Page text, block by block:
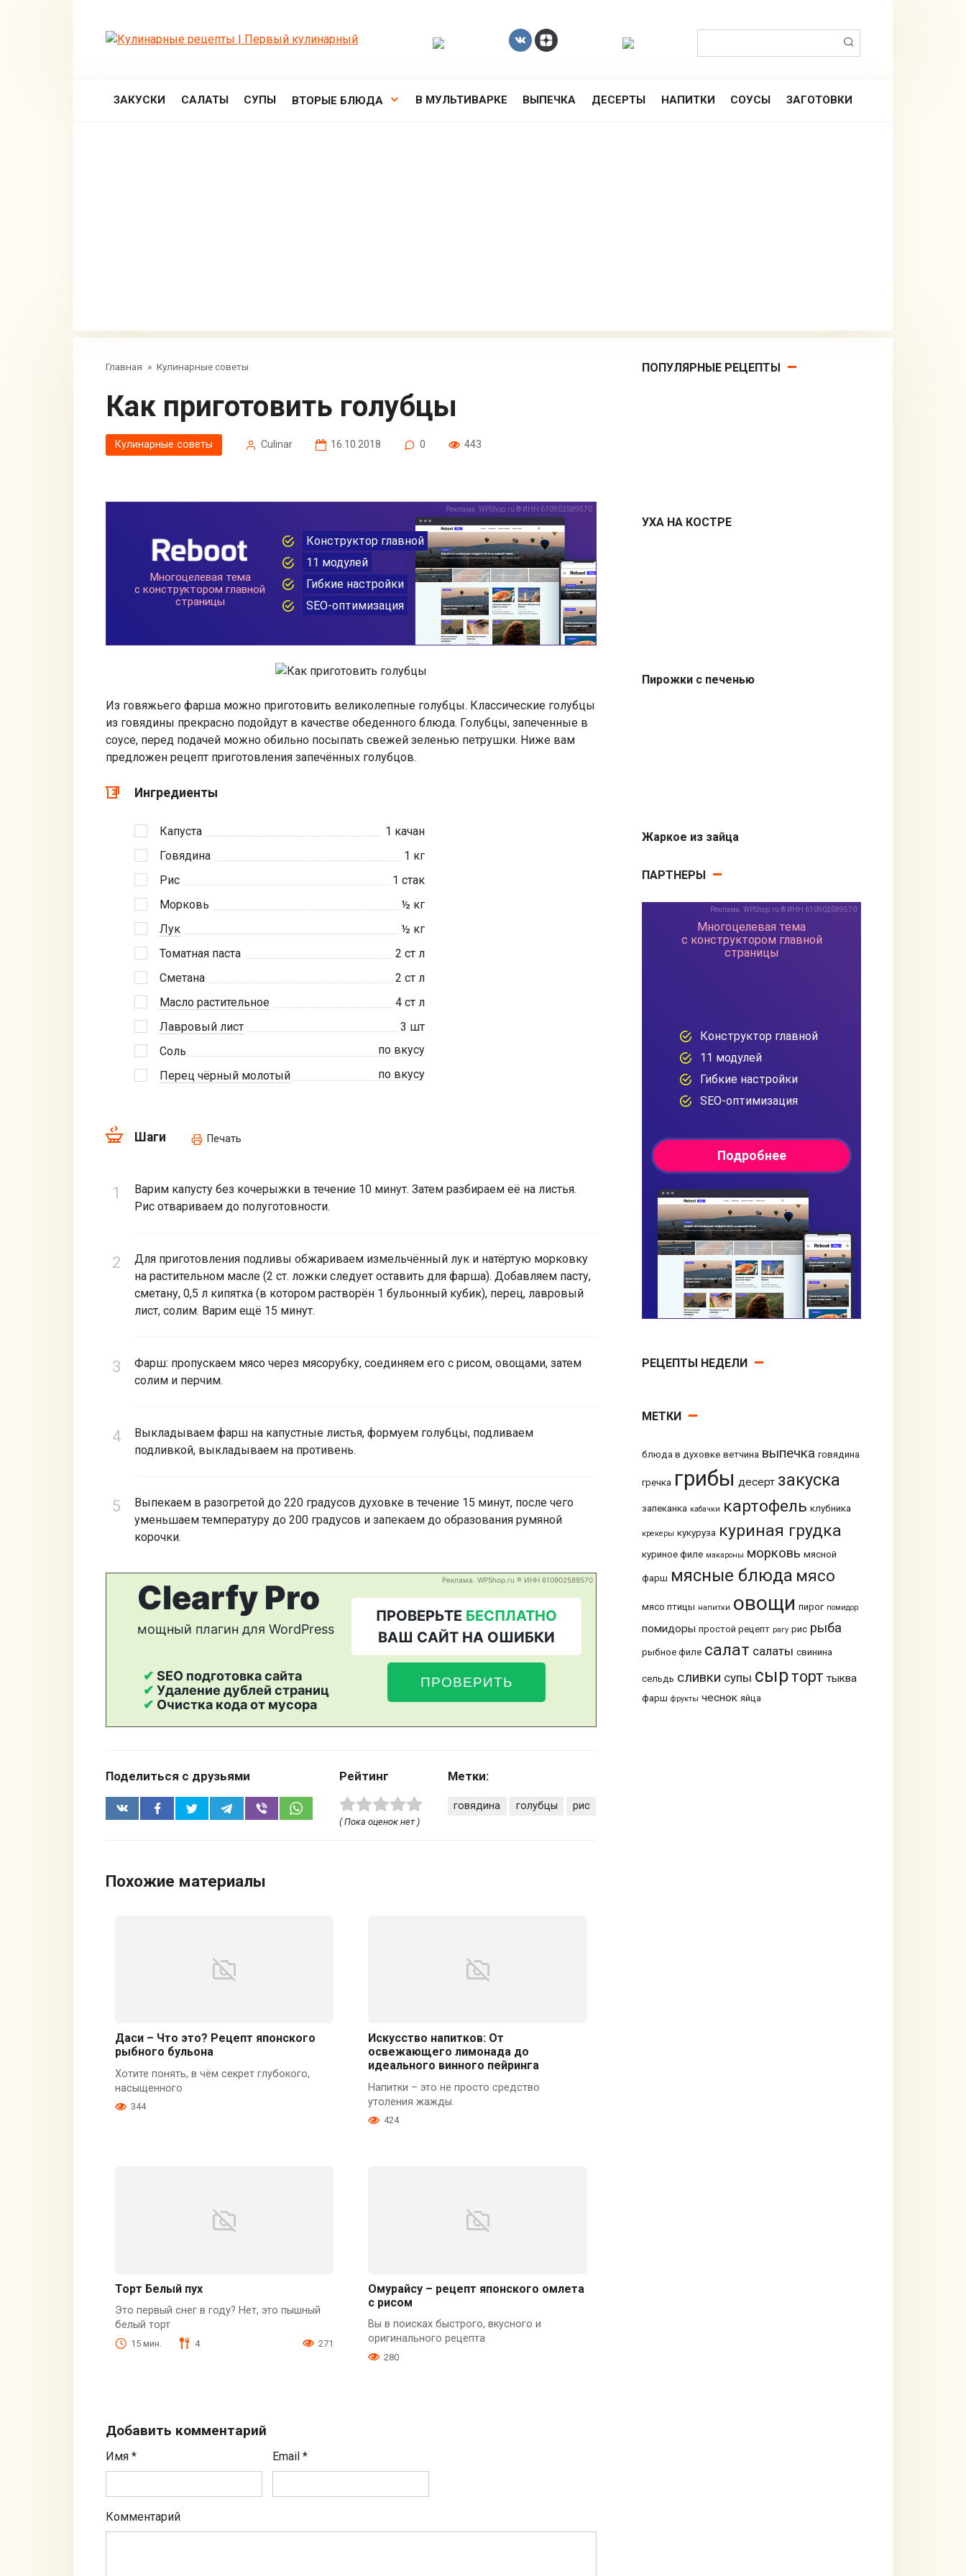
ЗАКУСКИ САЛАТЫ СУПЫ ВТОРЫЕ БЛЮДА В МУЛЬТИВАРКЕ ВЫПЕЧКА ДЕСЕРТЫ НАПИТКИ СОУСЫ ЗАГОТОВКИ
Главная » Кулинарные советы
Как приготовить голубцы
Кулинарные советы Сulinar 16.10.2018 0 443
Из говяжьего фарша можно приготовить великолепные голубцы. Классические голубцы
из говядины прекрасно подойдут в качестве обеденного блюда. Голубцы, запеченные в
соусе, перед подачей можно обильно посыпать свежей зеленью петрушки. Ниже вам
предложен рецепт приготовления запечённых голубцов.
Ингредиенты
Капуста 1 качан
Говядина
1 кг
Рис
1 стак
Морковь
½ кг
Лук
½ кг
Томатная паста
2 ст л
Сметана
2 ст л
Масло растительное
4ст л
Лавровый лист
3 шт
Соль
по вкусу
Перец чёрный молотый
по вкусу
Шаги Печать
Варим капусту без кочерыжки в течение 10 минут. Затем разбираем её на листья.
Рис отвариваем до полуготовности.
Для приготовления подливы обжариваем измельчённый лук и натёртую морковку
на растительном масле (2 ст. ложки следует оставить для фарша). Добавляем пасту,
сметану, 0,5 л кипятка (в котором растворён 1 бульонный кубик), перец, лавровый
лист, солим. Варим ещё 15 минут.
Фарш: пропускаем мясо через мясорубку, соединяем его с рисом, овощами, затем
солим и перчим.
Выкладываем фарш на капустные листья, формуем голубцы, подливаем
подливкой, выкладываем на противень.
Выпекаем в разогретой до 220 градусов духовке в течение 15 минут, после чего
уменьшаем температуру до 200 градусов и запекаем до образования румяной
корочки.
Поделиться с друзьями Рейтинг
( Пока оценок нет )
Метки:
говядина голубцы рис
Похожие материалы
Даси – Что это? Рецепт японского
рыбного бульона
Хотите понять, в чём секрет глубокого,
насыщенного
344
Искусство напитков: От
освежающего лимонада до
идеального винного пейринга
Напитки – это не просто средство
утоления жажды.
424
Торт Белый пух
Это первый снег в году? Нет, это пышный
белый торт
15 мин. 4 271
Омурайсу – рецепт японского омлета
с рисом
Вы в поисках быстрого, вкусного и
оригинального рецепта
280
Добавить комментарий
Имя * Email*
Комментарий
ПОПУЛЯРНЫЕ РЕЦЕПТЫ
УХА НА КОСТРЕ
Пирожки с печенью
Жаркое из зайца
ПАРТНЕРЫ
РЕЦЕПТЫ НЕДЕЛИ
МЕТКИ
блюда в духовке ветчина выпечка говядина
гречка грибы десерт закуска
запеканка кабачки картофель клубника
крекеры кукуруза куриная грудка
куриное филе макароны морковь мясной
фарш мясные блюда мясо
мясо птицы напитки овощи пирог помидор
помидоры простой рецепт рагу рис рыба
рыбное филе салат салаты свинина
сельдь сливки супы сырторт тыква
фарш фрукты чеснок яйца